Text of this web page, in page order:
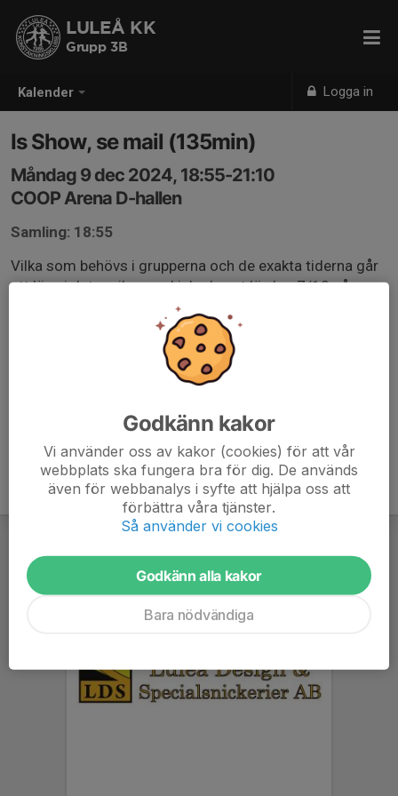
Kalender Logga in
LULEÅ KK
Grupp 3B
Is Show, se mail (135min)
Måndag 9 dec 2024, 18:55-21:10
COOP Arena D-hallen
Samling: 18:55
Vilka som behövs i grupperna och de exakta tiderna går
att läsa i det mail som skickades ut lördag 7/12 på
Läs dokumentet noga så ni ser när ni skall vara på plats.
Godkänn kakor
Vi använder oss av kakor (cookies) för att vår
webbplats ska fungera bra för dig. De används
även för webbanalys i syfte att hjälpa oss att
förbättra våra tjänster.
Så använder vi cookies
Godkänn alla kakor
Bara nödvändiga